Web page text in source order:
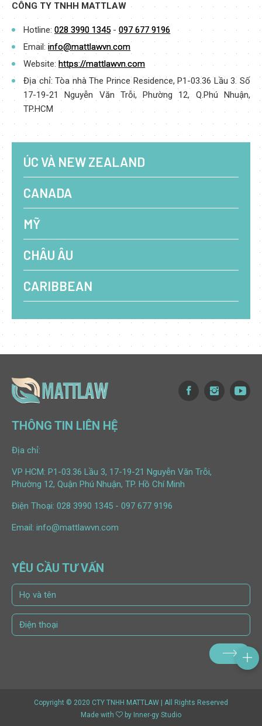
CÔNG TY TNHH MATTLAW
Hotline: 028 3990 1345- 097 677 9196
Email: info@mattlawvn.com
Website: https://mattlawvn.com
Địa chỉ: Tòa nhà The Prince Residence, P1-03.36 Lầu 3. Số
17-19-21 Nguyễn Văn Trỗi, Phường 12, Q.Phú Nhuận,
TP.HCM
ÚC VÀ NEW ZEALAND
CANADA
MỸ
CHÂU ÂU
CARIBBEAN
THÔNG TIN LIÊN HỆ
Địa chỉ:
VP HCM: P1-03.36 Lầu 3, 17-19-21 Nguyễn Văn Trỗi,
Phường 12, Quận Phú Nhuận, TP. Hồ Chí Minh
Điện Thoại: 028 3990 1345 - 097 677 9196
Email: info@mattlawvn.com
YÊU CẦU TƯ VẤN
Copyright © 2020 CTY TNHH MATTLAW | All Rights Reserved
Made with
by Inner-gy Studio